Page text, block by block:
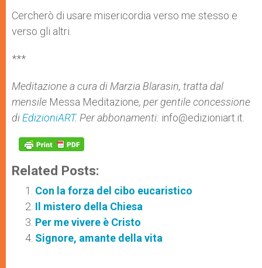
Cercherò di usare misericordia verso me stesso e
verso gli altri.
***
Meditazione a cura di Marzia Blarasin, tratta dal
mensile Messa Meditazione, per gentile concessione
di EdizioniART. Per abbonamenti: info@edizioniart.it.
Related Posts:
Con la forza del cibo eucaristico
Il mistero della Chiesa
Per me vivere è Cristo
Signore, amante della vita